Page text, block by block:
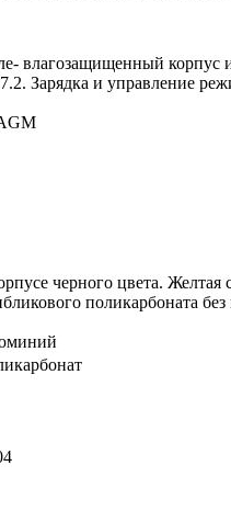
влагозащищенный корпус
Зарядка и управление
черного цвета.
поликарбоната